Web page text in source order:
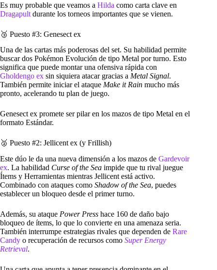
Es muy probable que veamos a Hilda como carta clave en
Dragapult durante los torneos importantes que se vienen.
🥉 Puesto #3: Genesect ex
Una de las cartas más poderosas del set. Su habilidad permite
buscar dos Pokémon Evolución de tipo Metal por turno. Esto
significa que puede montar una ofensiva rápida con
Gholdengo ex sin siquiera atacar gracias a Metal Signal.
También permite iniciar el ataque Make it Rain mucho más
pronto, acelerando tu plan de juego.
Genesect ex promete ser pilar en los mazos de tipo Metal en el
formato Estándar.
🥈 Puesto #2: Jellicent ex (y Frillish)
Este dúo le da una nueva dimensión a los mazos de Gardevoir
ex. La habilidad Curse of the Sea impide que tu rival juegue
Ítems y Herramientas mientras Jellicent está activo.
Combinado con ataques como Shadow of the Sea, puedes
establecer un bloqueo desde el primer turno.
Además, su ataque Power Press hace 160 de daño bajo
bloqueo de ítems, lo que lo convierte en una amenaza seria.
También interrumpe estrategias rivales que dependen de Rare
Candy o recuperación de recursos como Super Energy
Retrieval.